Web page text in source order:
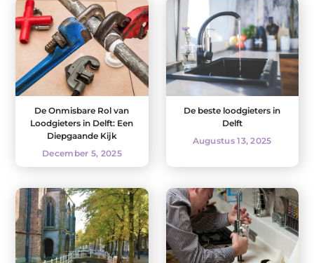
De Onmisbare Rol van
Loodgieters in Delft: Een
Diepgaande Kijk
December 5, 2025
De beste loodgieters in
Delft
Augustus 13, 2025